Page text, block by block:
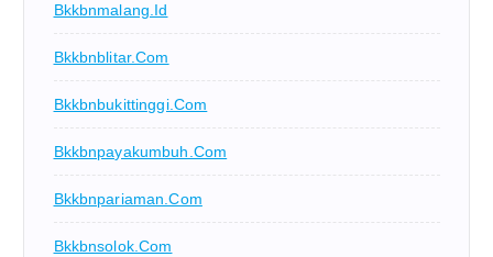
Bkkbnmalang.id
Bkkbnblitar.com
Bkkbnbukittinggi.com
Bkkbnpayakumbuh.com
Bkkbnpariaman.com
Bkkbnsolok.com